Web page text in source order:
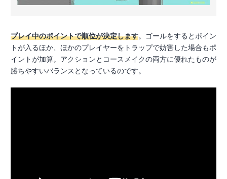
プレイ中のポイントで順位が決定します。ゴールをするとポイン
トが入るほか、ほかのプレイヤーをトラップで妨害した場合もポ
イントが加算。アクションとコースメイクの両方に優れたものが
勝ちやすいバランスとなっているのです。